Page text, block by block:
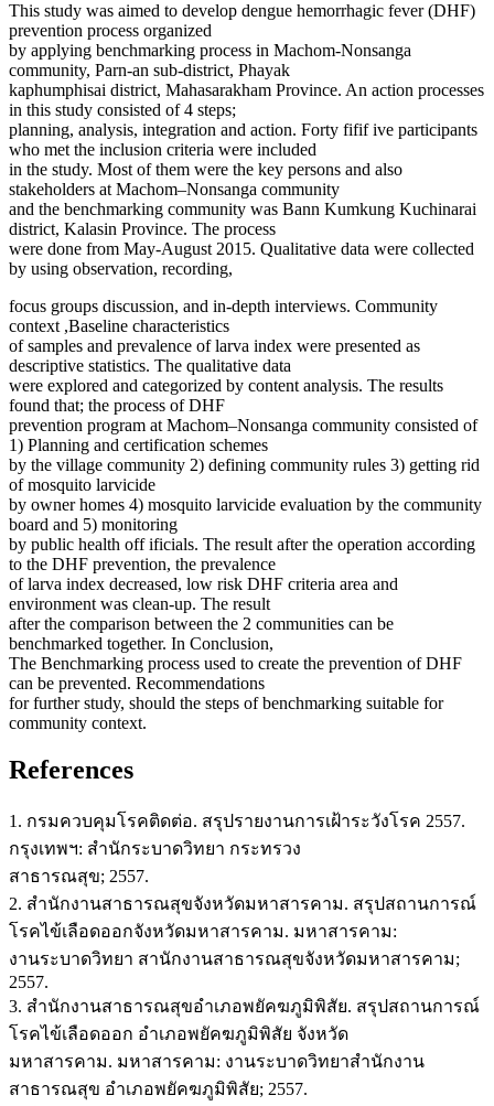
This study was aimed to develop dengue hemorrhagic fever (DHF)
prevention process organized
by applying benchmarking process in Machom-Nonsanga
community, Parn-an sub-district, Phayak
kaphumphisai district, Mahasarakham Province. An action processes
in this study consisted of 4 steps;
planning, analysis, integration and action. Forty fifif ive participants
who met the inclusion criteria were included
in the study. Most of them were the key persons and also
stakeholders at Machom–Nonsanga community
and the benchmarking community was Bann Kumkung Kuchinarai
district, Kalasin Province. The process
were done from May-August 2015. Qualitative data were collected
by using observation, recording,
focus groups discussion, and in-depth interviews. Community
context ,Baseline characteristics
of samples and prevalence of larva index were presented as
descriptive statistics. The qualitative data
were explored and categorized by content analysis. The results
found that; the process of DHF
prevention program at Machom–Nonsanga community consisted of
1) Planning and certification schemes
by the village community 2) defining community rules 3) getting rid
of mosquito larvicide
by owner homes 4) mosquito larvicide evaluation by the community
board and 5) monitoring
by public health off ificials. The result after the operation according
to the DHF prevention, the prevalence
of larva index decreased, low risk DHF criteria area and
environment was clean-up. The result
after the comparison between the 2 communities can be
benchmarked together. In Conclusion,
The Benchmarking process used to create the prevention of DHF
can be prevented. Recommendations
for further study, should the steps of benchmarking suitable for
community context.
References
1. กรมควบคุมโรคติดต่อ. สรุปรายงานการเฝ้าระวังโรค 2557.
กรุงเทพฯ: สำนักระบาดวิทยา กระทรวง
สาธารณสุข; 2557.
2. สำนักงานสาธารณสุขจังหวัดมหาสารคาม. สรุปสถานการณ์
โรคไข้เลือดออกจังหวัดมหาสารคาม. มหาสารคาม:
งานระบาดวิทยา สานักงานสาธารณสุขจังหวัดมหาสารคาม;
2557.
3. สำนักงานสาธารณสุขอำเภอพยัคฆภูมิพิสัย. สรุปสถานการณ์
โรคไข้เลือดออก อำเภอพยัคฆภูมิพิสัย จังหวัด
มหาสารคาม. มหาสารคาม: งานระบาดวิทยาสำนักงาน
สาธารณสุข อำเภอพยัคฆภูมิพิสัย; 2557.